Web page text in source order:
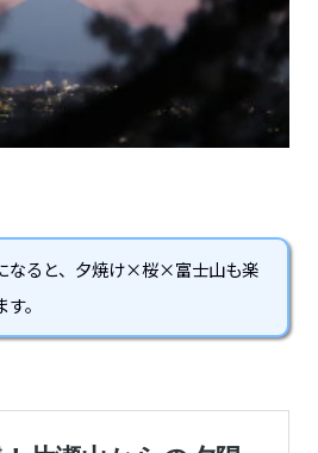
なると、夕焼け×桜×富士山も楽
。